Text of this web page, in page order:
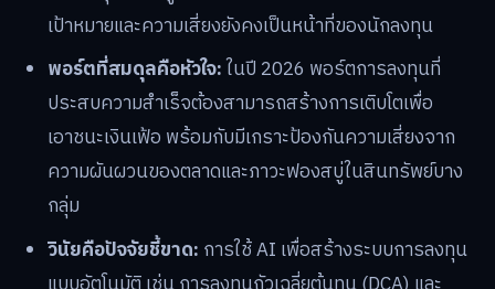
เป้าหมายและความเสี่ยงยังคงเป็นหน้าที่ของนักลงทุน
พอร์ตที่สมดุลคือหัวใจ:ในปี 2026 พอร์ตการลงทุนที่
ประสบความสำเร็จต้องสามารถสร้างการเติบโตเพื่อ
เอาชนะเงินเฟ้อ พร้อมกับมีเกราะป้องกันความเสี่ยงจาก
ความผันผวนของตลาดและภาวะฟองสบู่ในสินทรัพย์บาง
กลุ่ม
วินัยคือปัจจัยชี้ขาด: การใช้ AI เพื่อสร้างระบบการลงทุน